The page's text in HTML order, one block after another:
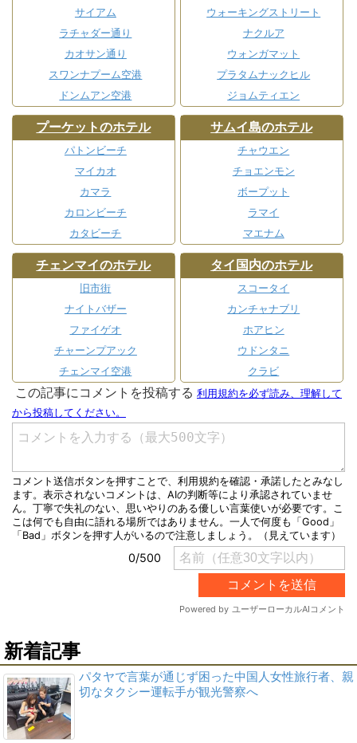
サイアム
ラチャダー通り
カオサン通り
スワンナプーム空港
ドンムアン空港
ウォーキングストリート
ナクルア
ウォンガマット
プラタムナックヒル
ジョムティエン
プーケットのホテル
パトンビーチ
マイカオ
カマラ
カロンビーチ
カタビーチ
サムイ島のホテル
チャウエン
チョエンモン
ボープット
ラマイ
マエナム
チェンマイのホテル
旧市街
ナイトバザー
ファイゲオ
チャーンプアック
チェンマイ空港
タイ国内のホテル
スコータイ
カンチャナブリ
ホアヒン
ウドンタニ
クラビ
新着記事
パタヤで言葉が通じず困った中国人女性旅行者、親
切なタクシー運転手が観光警察へ